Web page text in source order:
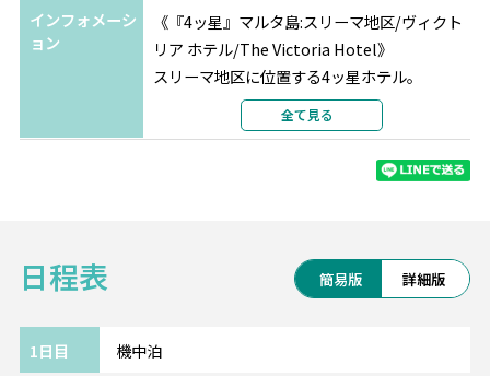
インフォメーシ
ョン
《『4ッ星』マルタ島:スリーマ地区/ヴィクト
リア ホテル/The Victoria Hotel》
スリーマ地区に位置する4ッ星ホテル。
白亜の堂々たる外観には風格があり、ロビー
も重厚な造りで高級感があります。
地中海スタイルのカラーリングで明るい雰囲
イタリアの南、地中海に浮かぶ小さな島。
世界遺産に登録されている遺跡や美しい海で
治安がよく、公用語の1つが英語なのも旅行し
全て見る
日程表 簡易版 詳細版
1日目 機中泊